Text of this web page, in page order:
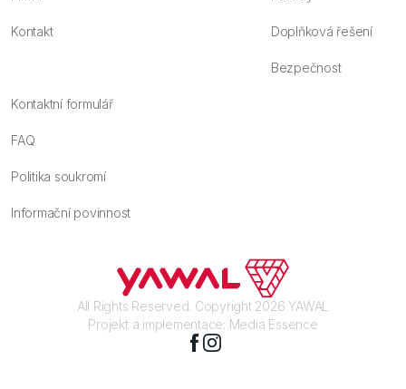
Kontakt Doplňková řešení
Bezpečnost
Kontaktní formulář
FAQ
Politika soukromí
Informační povinnost
All Rights Reserved. Copyright 2026 YAWAL
Projekt a implementace: Media Essence